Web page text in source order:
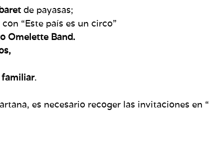
de payasas;
con “Este país es un circo”
Omelette Band.
familiar.
es necesario recoger las invitaciones en “